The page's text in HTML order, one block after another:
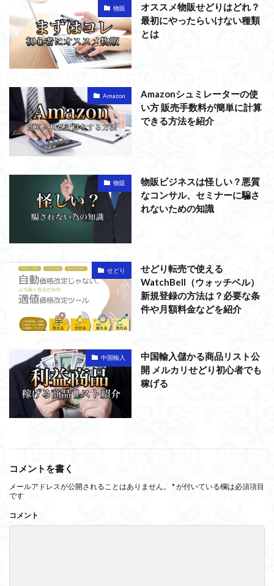
物販
オススメ物販せどりはどれ？
最初にやったらいけない種類
とは
Amazon
Amazonシュミレーターの使
い方 販売手数料が簡単に計算
できる方法を紹介
物販
物販ビジネスは怪しい？悪質
なコンサル、セミナーに騙さ
れないための知識
せどり
せどり転売で使える
WatchBell（ウォッチベル）
新規登録の方法は？必要な条
件や月額料金などを紹介
中国輸入
中国輸入儲かる商品リスト公
開 メルカリせどり初心者でも
稼げる
コメントを書く
メールアドレスが公開されることはありません。 *が付いている欄は必須項目
です
コメント